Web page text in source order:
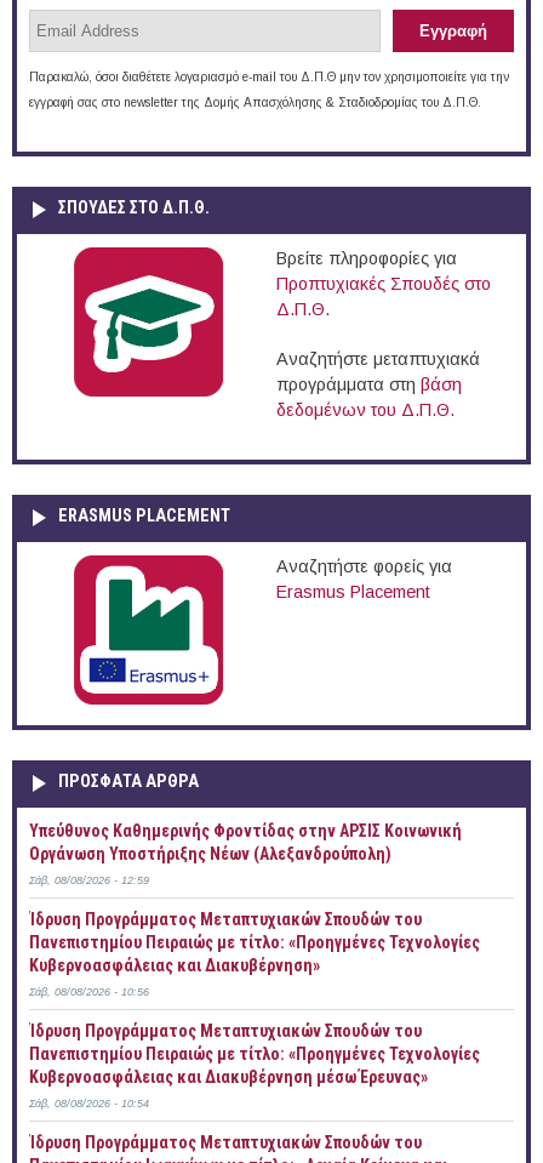
Παρακαλώ, όσοι διαθέτετε λογαριασμό e-mail του Δ.Π.Θ μην τον χρησιμοποιείτε για την
εγγραφή σας στο newsletter της Δομής Απασχόλησης & Σταδιοδρομίας του Δ.Π.Θ.
ΣΠΟΥΔΈΣ ΣΤΟ Δ.Π.Θ.
Βρείτε πληροφορίες για
Προπτυχιακές Σπουδές στο
Δ.Π.Θ.
Αναζητήστε μεταπτυχιακά
προγράμματα στη βάση
δεδομένων του Δ.Π.Θ.
ERASMUS PLACEMENT
Αναζητήστε φορείς για
Erasmus Placement
ΠΡOΣΦΑΤΑ AΡΘΡΑ
Yπεύθυνος Καθημερινής Φροντίδας στην ΑΡΣΙΣ Κοινωνική
Οργάνωση Υποστήριξης Νέων (Αλεξανδρούπολη)
Σάβ, 08/08/2026 - 12:59
Ίδρυση Προγράμματος Μεταπτυχιακών Σπουδών του
Πανεπιστημίου Πειραιώς με τίτλο: «Προηγμένες Τεχνολογίες
Κυβερνοασφάλειας και Διακυβέρνηση»
Σάβ, 08/08/2026 - 10:56
Ίδρυση Προγράμματος Μεταπτυχιακών Σπουδών του
Πανεπιστημίου Πειραιώς με τίτλο: «Προηγμένες Τεχνολογίες
Κυβερνοασφάλειας και Διακυβέρνηση μέσω Έρευνας»
Σάβ, 08/08/2026 - 10:54
Ίδρυση Προγράμματος Μεταπτυχιακών Σπουδών του